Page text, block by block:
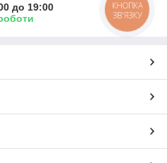
до 19:00
КНОПКА
ЗВ'ЯЗКУ